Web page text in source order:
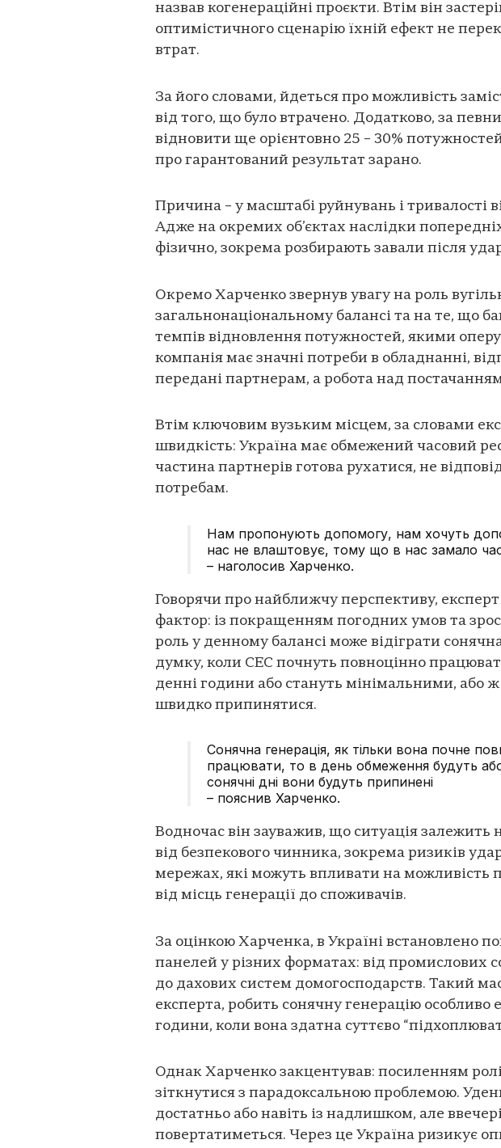
назвав когенераційні проєкти. Втім він
оптимістичного сценарію їхній ефект не
втрат.
За його словами, йдеться про можливість
від того, що було втрачено. Додатково, за
відновити ще орієнтовно 25 – 30%
про гарантований результат зарано.
Причина – у масштабі руйнувань і тривалості
Адже на окремих об’єктах наслідки
фізично, зокрема розбирають завали після
Окремо Харченко звернув увагу на роль
загальнонаціональному балансі та на те, що
темпів відновлення потужностей, якими
компанія має значні потреби в обладнанні,
передані партнерам, а робота над
Втім ключовим вузьким місцем, за словами
швидкість: Україна має обмежений часовий
частина партнерів готова рухатися, не
потребам.
Нам пропонують допомогу, нам хочуть
нас не влаштовує, тому що в нас замало
– наголосив Харченко.
Говорячи про найближчу перспективу,
фактор: із покращенням погодних умов та
роль у денному балансі може відіграти
думку, коли СЕС почнуть повноцінно
денні години або стануть мінімальними, або
швидко припинятися.
Сонячна генерація, як тільки вона почне
працювати, то в день обмеження будуть або
сонячні дні вони будуть припинені
– пояснив Харченко.
Водночас він зауважив, що ситуація залежить
від безпекового чинника, зокрема ризиків
мережах, які можуть впливати на можливість
від місць генерації до споживачів.
За оцінкою Харченка, в Україні встановлено
панелей у різних форматах: від промислових
до дахових систем домогосподарств. Такий
експерта, робить сонячну генерацію
години, коли вона здатна суттєво
Однак Харченко закцентував: посиленням
зіткнутися з парадоксальною проблемою.
достатньо або навіть із надлишком, але
повертатиметься. Через це Україна ризикує